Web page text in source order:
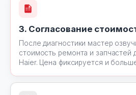
3. Согласование
После диагностики мастер
стоимость ремонта и запчастей
Haier. Цена фиксируется и